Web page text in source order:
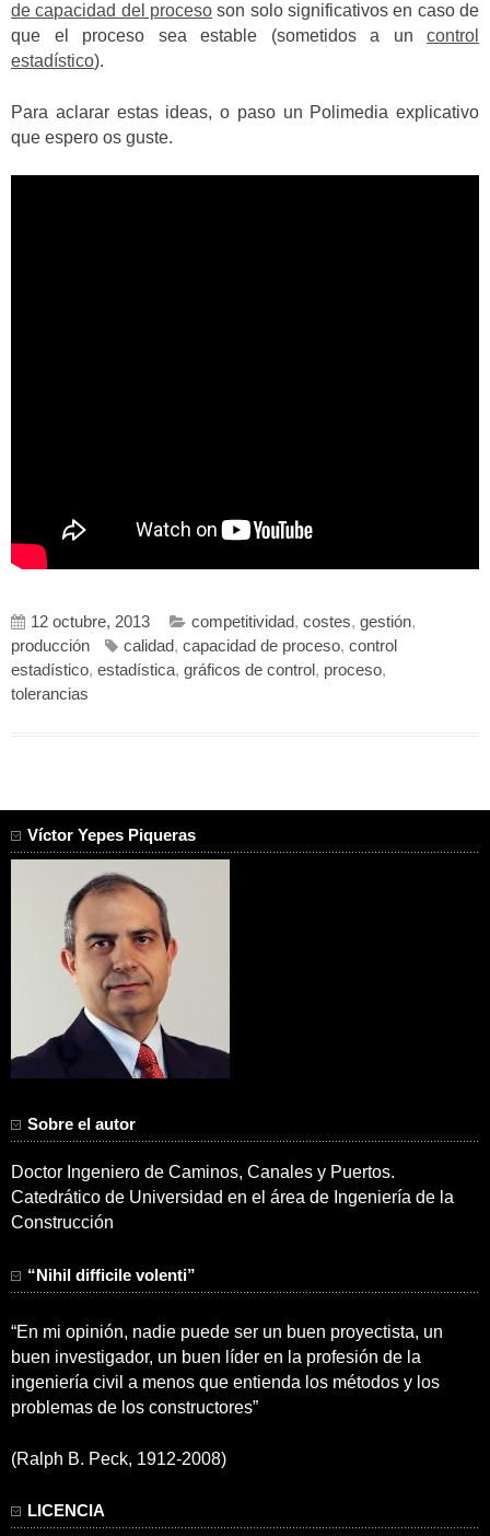
de capacidad del proceso son solo significativos en caso de
que el proceso sea estable (sometidos a un control
estadístico).
Para aclarar estas ideas, o paso un Polimedia explicativo
que espero os guste.
12 octubre, 2013 competitividad, costes, gestión,
producción
calidad, capacidad de proceso, control
estadístico, estadística, gráficos de control, proceso,
tolerancias
Víctor Yepes Piqueras
Sobre el autor
Doctor Ingeniero de Caminos, Canales y Puertos.
Catedrático de Universidad en el área de Ingeniería de la
Construcción
“Nihil difficile volenti”
“En mi opinión, nadie puede ser un buen proyectista, un
buen investigador, un buen líder en la profesión de la
ingeniería civil a menos que entienda los métodos y los
problemas de los constructores”
(Ralph B. Peck, 1912-2008)
LICENCIA